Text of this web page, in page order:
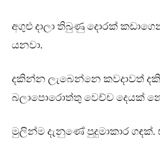
අගුළු දාලා තිබුණු දොරක්
යනවා.
දකින්න ලැබෙන්නෙ කවදාවත්
බලාපොරොත්තු වෙච්ච දෙයක්
මුලින්ම දැනුණේ පුදුමාකාර